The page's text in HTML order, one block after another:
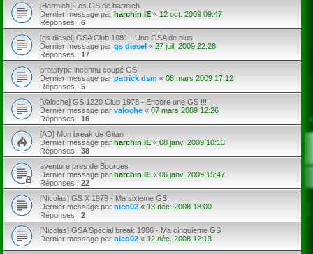
[Barmich] Les GS de barmich
Dernier message par harchin IE « 12 oct. 2009 09:47
Réponses : 6
[gs diesel] GSA Club 1981 - Une GSA de plus
Dernier message par gs diesel « 27 juil. 2009 22:28
Réponses : 17
prototype inconnu coupé GS
Dernier message par patrick dsm « 08 mars 2009 17:12
Réponses : 5
[Valoche] GS 1220 Club 1978 - Encore une GS !!!!
Dernier message par valoche « 07 mars 2009 12:26
Réponses : 16
[AD] Mon break de Gitan
Dernier message par harchin IE « 08 janv. 2009 10:13
Réponses : 38
aventure pres de Bourges
Dernier message par harchin IE « 06 janv. 2009 15:47
Réponses : 22
[Nicolas] GS X 1979 - Ma sixieme GS.
Dernier message par nico02 « 13 déc. 2008 18:00
Réponses : 2
[Nicolas] GSA Spécial break 1986 - Ma cinquieme GS
Dernier message par nico02 « 12 déc. 2008 12:13